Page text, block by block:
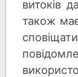
витоків
також